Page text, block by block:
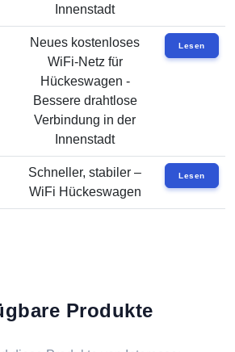
Innenstadt
Neues kostenloses
WiFi-Netz für
Hückeswagen -
Bessere drahtlose
Verbindung in der
Innenstadt
Lesen
Schneller, stabiler –
WiFi Hückeswagen
Lesen
Produkte